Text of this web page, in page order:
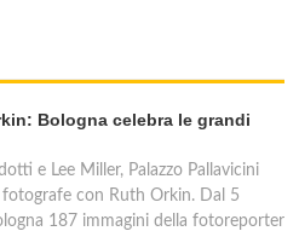
Bologna celebra le grandi
e Lee Miller, Palazzo Pallavicini
con Ruth Orkin. Dal 5
187 immagini della fotoreporter